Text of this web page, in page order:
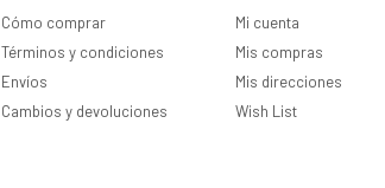
Cómo comprar
Términos y condiciones
Envíos
Cambios y devoluciones
Mi cuenta
Mis compras
Mis direcciones
Wish List